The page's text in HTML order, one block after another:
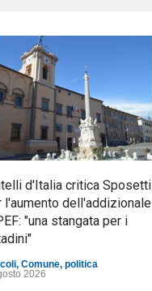
d'Italia critica Sposetti
l'aumento dell'addizionale
"una stangata per i
, Comune, politica
2026